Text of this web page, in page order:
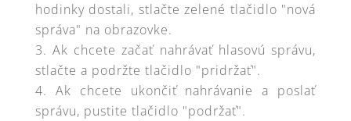
hodinky dostali, stlačte zelené tlačidlo "nová
správa" na obrazovke.
Ak chcete začať nahrávať hlasovú správu,
stlačte a podržte tlačidlo "pridržať".
Ak chcete ukončiť nahrávanie a poslať
správu, pustite tlačidlo "podržať".